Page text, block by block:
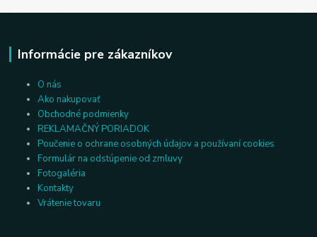
Informácie pre zákazníkov
O nás
Ako nakupovať
Obchodné podmienky
REKLAMAČNÝ PORIADOK
Poučenie o ochrane osobných údajov a používaní cookies
Formulár na odstúpenie od zmluvy
Fotogaléria
Kontakty
Vrátenie tovaru